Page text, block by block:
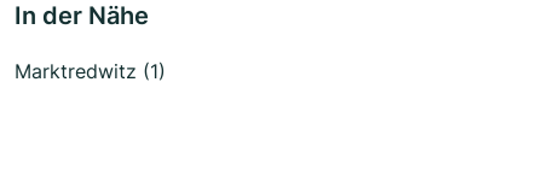
In der Nähe
Marktredwitz (1)